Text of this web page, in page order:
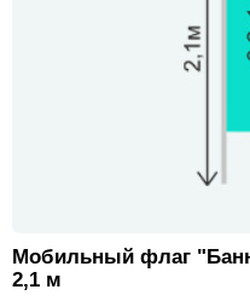
Мобильный флаг
2,1 м